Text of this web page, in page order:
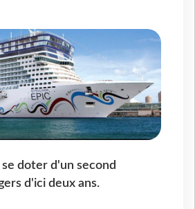
doter d'un second
d'ici deux ans.